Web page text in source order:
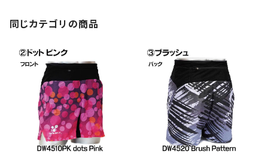
同じカテゴリの商品